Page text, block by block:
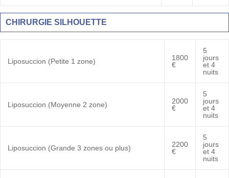
CHIRURGIE SILHOUETTE
Liposuccion (Petite 1 zone)
1800
€
5
jours
et 4
nuits
Liposuccion (Moyenne 2 zone)
2000
€
5
jours
et 4
nuits
Liposuccion (Grande 3 zones ou plus)
2200
€
5
jours
et 4
nuits